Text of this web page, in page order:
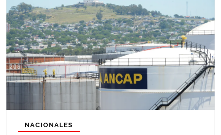
NACIONALES